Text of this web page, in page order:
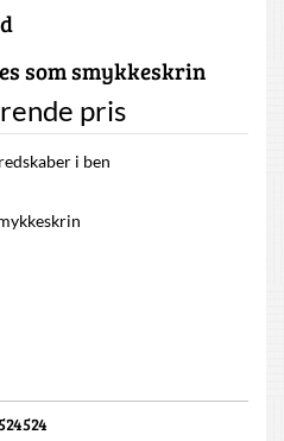
som smykkeskrin
pris
i ben